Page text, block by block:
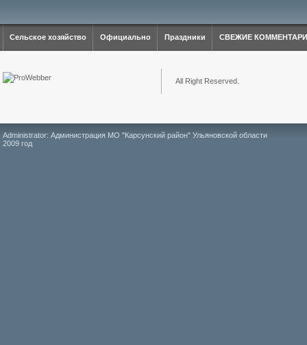
Сельское хозяйство Официально Праздники СВЕЖИЕ
All Right Reserved.
Administrator: Администрация МО "Карсунский район" Ульяновской области
2009 год